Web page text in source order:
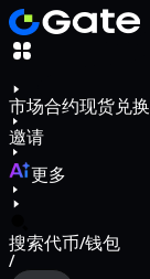
市场合约现货兑换
邀请
更多
搜索代币/钱包
/